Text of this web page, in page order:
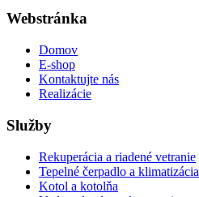
Webstránka
Domov
E-shop
Kontaktujte nás
Realizácie
Služby
Rekuperácia a riadené vetranie
Tepelné čerpadlo a klimatizácia
Kotol a kotolňa